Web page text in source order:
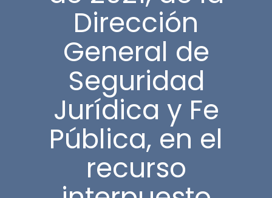
Dirección
General de
Seguridad
Jurídica y Fe
Pública, en el
recurso